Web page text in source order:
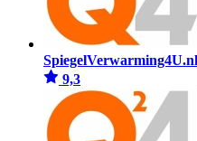
SpiegelVerwarming4U.nl
9,3